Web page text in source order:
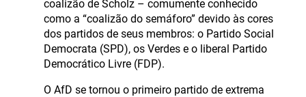
coalizão de Scholz – comumente conhecido
como a “coalizão do semáforo” devido às cores
dos partidos de seus membros: o Partido Social
Democrata (SPD), os Verdes e o liberal Partido
Democrático Livre (FDP).
O AfD se tornou o primeiro partido de extrema